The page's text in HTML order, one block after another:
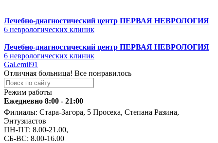
Лечебно-диагностический центр ПЕРВАЯ НЕВРОЛОГИЯ
6 неврологических клиник
Лечебно-диагностический центр ПЕРВАЯ НЕВРОЛОГИЯ
6 неврологических клиник
Gal.emil91
Отличная больница! Все понравилось
Режим работы
Ежедневно 8:00 - 21:00
Филиалы: Стара-Загора, 5 Просека, Степана Разина,
Энтузиастов
ПН-ПТ: 8.00-21.00,
СБ-ВС: 8.00-16.00